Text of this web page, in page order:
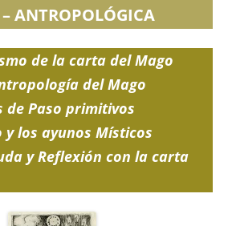
ANTROPOLÓGICA
de la carta del Mago
del Mago
de Paso primitivos
y los ayunos Místicos
y Reflexión con la carta